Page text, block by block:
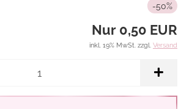
-50%
Nur 0,50 EUR
inkl. 19% MwSt. zzgl. Versand